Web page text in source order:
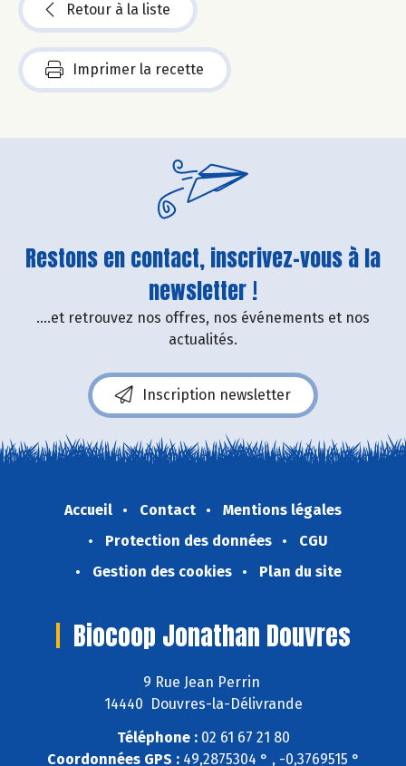
Retour à la liste
Imprimer la recette
Restons en contact, inscrivez-vous à la
newsletter !
....et retrouvez nos offres, nos événements et nos
actualités.
Inscription newsletter
Accueil Contact
Mentions légales
Protection des données
CGU
Gestion des cookies
Plan du site
Biocoop Jonathan Douvres
9 Rue Jean Perrin
14440 Douvres-la-Délivrande
Téléphone :02 61 67 21 80
Coordonnées GPS :49,2875304 ° , -0,3769515 °